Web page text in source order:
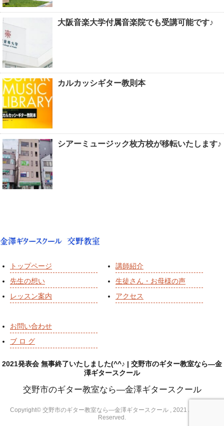
大阪音楽大学付属音楽院でも受講可能です♪
カルカッシギター教則本
シアーミュージック枚方校が移転いたします♪
トップページ
先生の想い
レッスン案内
講師紹介
生徒さん・お母様の声
アクセス
お問い合わせ
ブ ロ グ
2021発表会 無事終了いたしました(^^♪ | 交野市のギター教室なら―金
澤ギタースクール
交野市のギター教室なら―金澤ギタースクール
Copyright© 交野市のギター教室なら―金澤ギタースクール , 2021 All Rights
Reserved.